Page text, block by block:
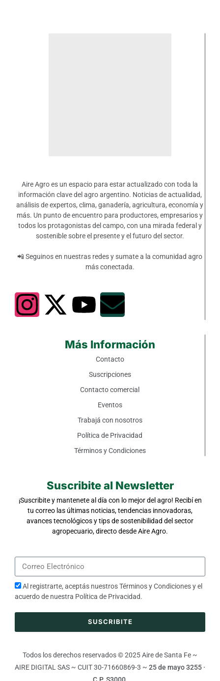
Aire Agro es un espacio para estar actualizado con toda la
información clave del agro argentino. Noticias de actualidad,
análisis de expertos, clima, ganadería, agricultura, economía y
más. Un punto de encuentro para productores, empresarios y
todos los protagonistas del campo, con una mirada federal y
sostenible sobre el presente y el futuro del sector.
📲 Seguinos en nuestras redes y sumate a la comunidad agro
más conectada.
Más Información
Contacto
Suscripciones
Contacto comercial
Eventos
Trabajá con nosotros
Política de Privacidad
Términos y Condiciones
Suscribite al Newsletter
¡Suscribite y mantenete al día con lo mejor del agro! Recibí en
tu correo las últimas noticias, tendencias innovadoras,
avances tecnológicos y tips de sostenibilidad del sector
agropecuario, directo desde Aire Agro.
Al registrarte, aceptás nuestrosTérminos y Condicionesy el
acuerdo de nuestra Política de Privacidad.
SUSCRIBITE
Todos los derechos reservados © 2025 Aire de Santa Fe ~
AIRE DIGITAL SAS ~ CUIT 30-71660869-3 ~ 25 de mayo 3255 ·